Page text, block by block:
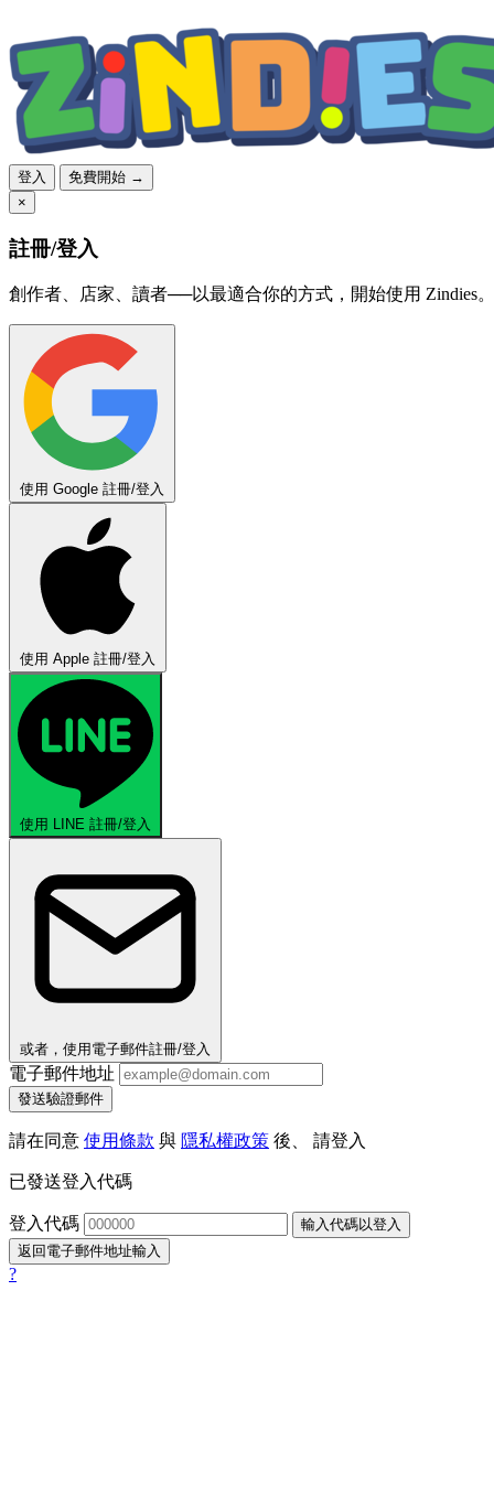
登入
免費開始 →
×
註冊/登入
創作者、店家、讀者──以最適合你的方式，開始使用 Zindies。
使用 Google 註冊/登入
使用 Apple 註冊/登入
使用 LINE 註冊/登入
或者，使用電子郵件註冊/登入
電子郵件地址
發送驗證郵件
請在同意 使用條款 與 隱私權政策 後、 請登入
已發送登入代碼
登入代碼
輸入代碼以登入
返回電子郵件地址輸入
?